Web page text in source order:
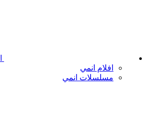
افلام انمي
مسلسلات انمي